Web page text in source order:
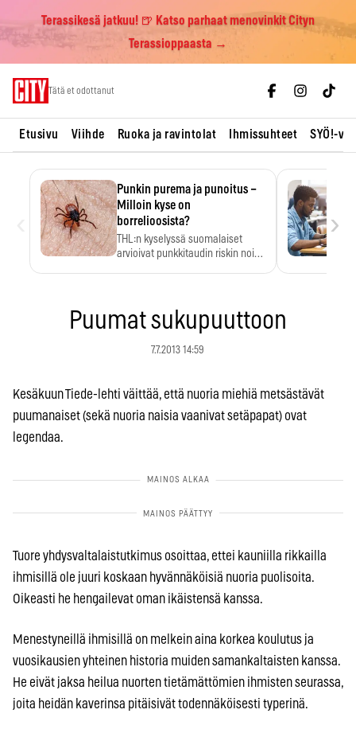
Terassikesä jatkuu! 🍺 Katso parhaat menovinkit Cityn
Terassioppaasta →
Tätä et odottanut
Etusivu Viihde Ruoka ja ravintolat Ihmissuhteet SYÖ!-
Punkin purema ja punoitus –
Milloin kyse on
borrelioosista?
THL:n kyselyssä suomalaiset
arvioivat punkkitaudin riskin noin
›
Puumat sukupuuttoon
7.7.2013 14:59
Kesäkuun Tiede-lehti väittää, että nuoria miehiä metsästävät
puumanaiset (sekä nuoria naisia vaanivat setäpapat) ovat
legendaa.
Tuore yhdysvaltalaistutkimus osoittaa, ettei kauniilla rikkailla
ihmisillä ole juuri koskaan hyvännäköisiä nuoria puolisoita.
Oikeasti he hengailevat oman ikäistensä kanssa.
Menestyneillä ihmisillä on melkein aina korkea koulutus ja
vuosikausien yhteinen historia muiden samankaltaisten kanssa.
He eivät jaksa heilua nuorten tietämättömien ihmisten seurassa,
joita heidän kaverinsa pitäisivät todennäköisesti typerinä.